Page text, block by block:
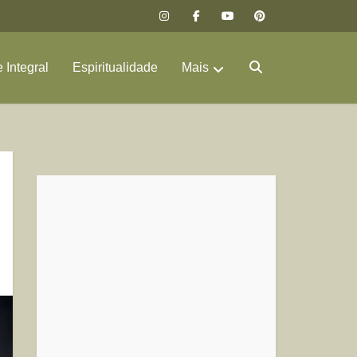
Integral Espiritualidade Mais